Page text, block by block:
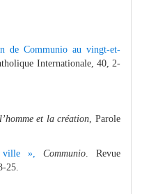
de Communio au vingt-et-
Internationale, 40, 2-
et la création , Parole
ville »,
Communio . Revue
25.